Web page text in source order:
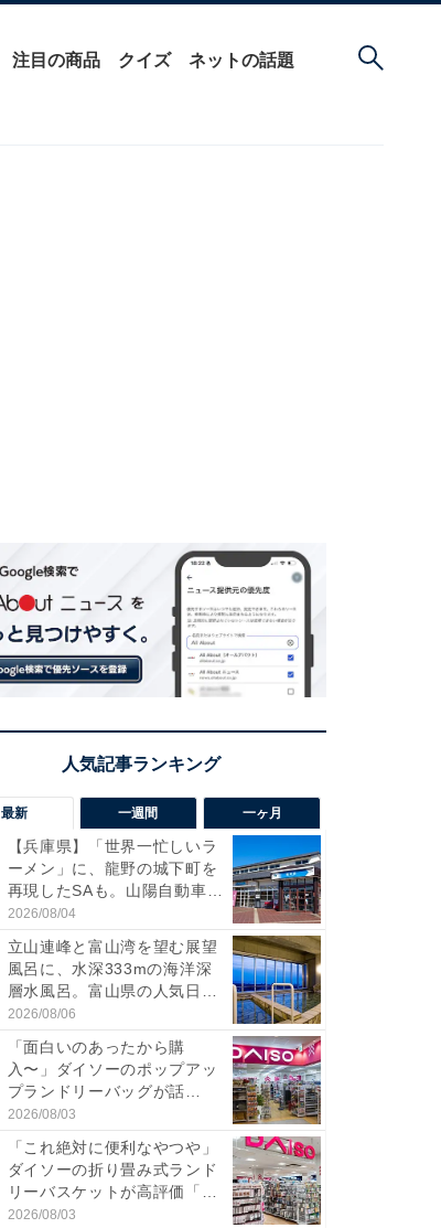
注目の商品 クイズ ネットの話題
最新 一週間 一ヶ月
【兵庫県】「世界一忙しいラ
ーメン」に、龍野の城下町を
再現したSAも。山陽自動車
道...
2026/08/04
立山連峰と富山湾を望む展望
風呂に、水深333mの海洋深
層水風呂。富山県の人気日
帰...
2026/08/06
「面白いのあったから購
入〜」ダイソーのポップアッ
プランドリーバッグが話
題。“さま...
2026/08/03
「これ絶対に便利なやつや」
ダイソーの折り畳み式ランド
リーバスケットが高評価「使
わ...
2026/08/03